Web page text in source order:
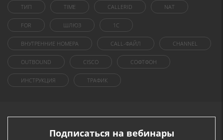
ТИП TIME CALLERID NAT
FOR ШЛЮЗ 1C
ВНУТРЕННИЕ НОМЕРА CALL-ФАЙЛ CHANNEL
OUTBOUND CISCO СОФТФОН
ИНСТРУКЦИЯ ТРАФИК
Подписаться на вебинары